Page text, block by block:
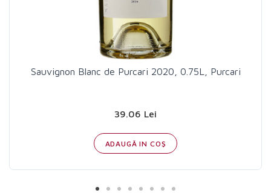
Sauvignon Blanc de Purcari 2020, 0.75L, Purcari
39.06 Lei
ADAUGĂ IN COŞ